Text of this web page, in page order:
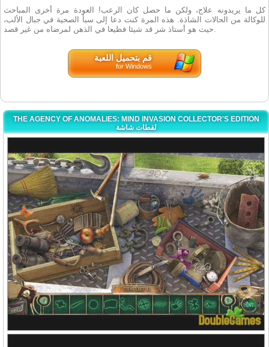
كل ما يريدونه علاج، ولكن ما حصل كان الرعب! العودة مرة أخرى المباحث
للوكالة من الحالات الشاذة. هذه المرة كنت دعا إلى سبأ الصحية في جبال الألب،
حيث هو أستاذ شر قد شيئا فظيعا في الذهن لمرضاه من غير قصد.
قم بتحميل اللعبة
for Windows
THE AGENCY OF ANOMALIES: MIND INVASION COLLECTOR'S EDITION
لقطات شاشة